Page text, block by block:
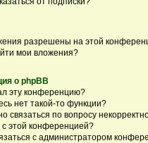
разрешены на этой
мои вложения?
о phpBB
эту конференцию?
нет такой-то функции?
связаться по вопросу
с этой конференцией?
с администратором